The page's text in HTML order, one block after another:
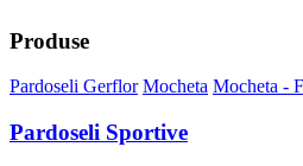
Produse
Pardoseli Gerflor Mocheta Mocheta -
Pardoseli Sportive